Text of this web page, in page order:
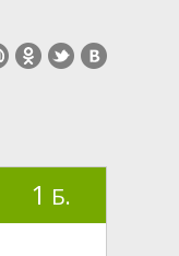
1 Б.